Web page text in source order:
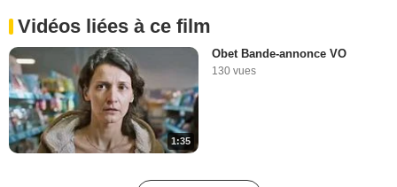
Vidéos liées à ce film
1:35
Obet Bande-annonce VO
130 vues